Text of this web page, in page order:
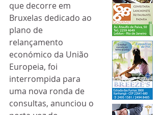
que decorre em
Bruxelas dedicado ao
plano de
relançamento
económico da União
Europeia, foi
interrompida para
uma nova ronda de
consultas, anunciou o